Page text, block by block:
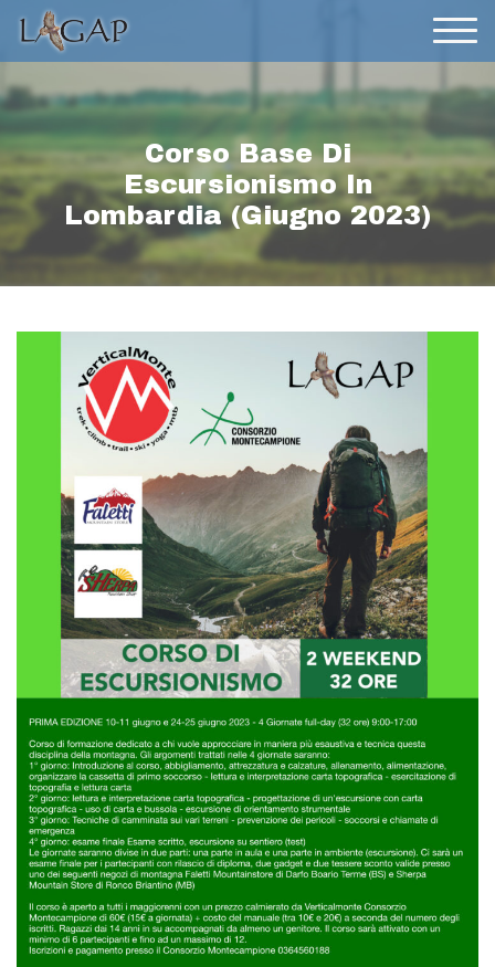
Corso Base Di
Escursionismo In
Lombardia (giugno 2023)